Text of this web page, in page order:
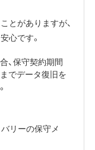
とがありますが、
心です。
、保守契約期間
でデータ復旧を
リーの保守メ